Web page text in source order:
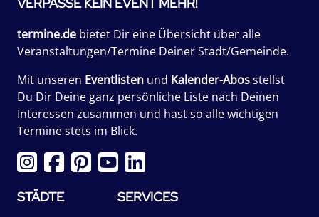
termine.de bietet Dir eine Übersicht über alle
Veranstaltungen/Termine Deiner Stadt/Gemeinde.
Mit unseren Eventlisten und Kalender-Abosstellst
Du Dir Deine ganz persönliche Liste nach Deinen
Interessen zusammen und hast so alle wichtigen
Termine stets im Blick.
STÄDTE SERVICES